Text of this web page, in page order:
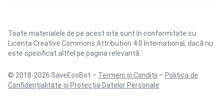
Toate materialele de pe acest site sunt în conformitate cu
Licența Creative Commons Attribution 4.0 International , dacă nu
este specificat altfel pe pagina relevantă.
© 2018-2026 SaveEcoBot – Termeni și Condiții – Politica de
Confidențialitate și Protecția Datelor Personale